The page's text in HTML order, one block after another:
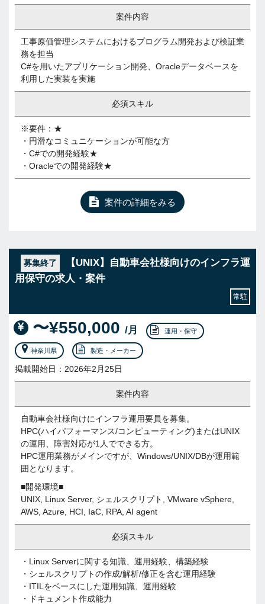
案件内容
工事原価管理システムにおけるプログラム開発および検証業
務を担当
C#を用いたアプリケーション開発、Oracleデータベースを
利用した実装を実施
必須スキル
※要件：★
・円滑なコミュニケーションが可能な方
・C#での開発経験★
・Oracleでの開発経験★
案件の詳細をみる
募集終了
【UNIX】自動車会社様向けのインフラ運
用保守の求人・案件
常駐
〜¥550,000 /月 運用・保守
神奈川県 製造・メーカー
掲載開始日：2026年2月25日
案件内容
自動車会社様向けにインフラ運用要員を募集。
HPC(ハイパフォーマンス/コンピューティング)またはUNIX
の運用、障害対応が1人でできる方。
HPC運用業務がメインですが、Windows/UNIX/DBが運用範
囲となります。
■開発環境■
UNIX, Linux Server, シェルスクリプト, VMware vSphere,
AWS, Azure, HCI, IaC, RPA, AI agent
必須スキル
・Linux Serverに関する知識、運用経験、構築経験
・シェルスクリプトの作成/解析/修正を含む運用経験
・ITILをベースにした運用知識、運用経験
・ドキュメント作成能力